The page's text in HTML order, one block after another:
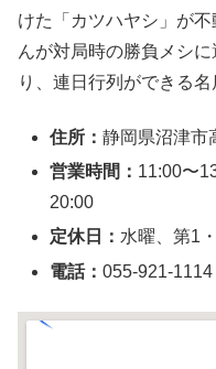
けた「カツハヤシ」が
んが対局時の勝負メシ
り、連日行列ができる名
住所：静岡県沼津市
営業時間： 11:00〜
20:00
定休日：水曜、第1
電話：055-921-1114